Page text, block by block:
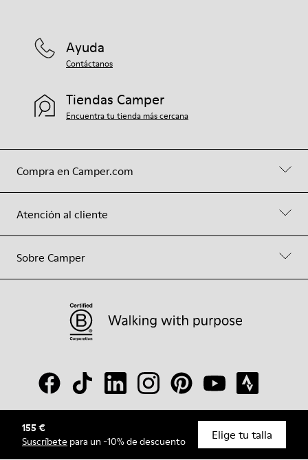
155 €
Suscríbete para un -10% de descuento Elige tu talla
Compra en Camper.com
Atención al cliente
Sobre Camper
Ayuda
Contáctanos
Tiendas Camper
Encuentra tu tienda más cercana
© Camper, 2026